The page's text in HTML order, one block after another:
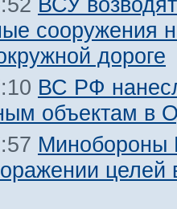
сооружения
дороге
ВС РФ
объектам в
целей